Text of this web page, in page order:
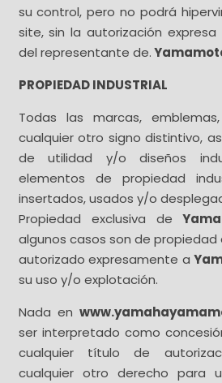
su control, pero no podrá
site, sin la autorización
del representante de.
PROPIEDAD INDUSTRIAL
Todas las marcas,
cualquier otro signo distintivo,
de utilidad y/o diseños
elementos de propiedad
insertados, usados y/o
Propiedad exclusiva de
algunos casos son de
autorizado expresamente a
su uso y/o explotación.
Nada en
ser interpretado como
cualquier título de
cualquier otro derecho para